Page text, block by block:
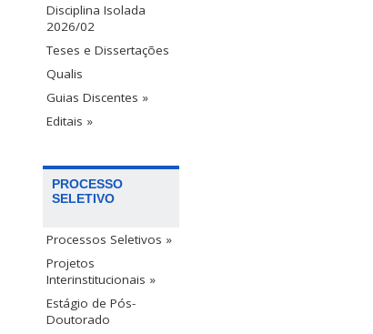
Disciplina Isolada
2026/02
Teses e Dissertações
Qualis
Guias Discentes »
Editais »
PROCESSO
SELETIVO
Processos Seletivos »
Projetos
Interinstitucionais »
Estágio de Pós-
Doutorado